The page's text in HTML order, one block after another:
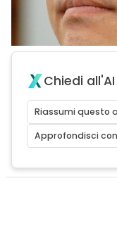
Chiedi all'AI
Riassumi questo
Approfondisci